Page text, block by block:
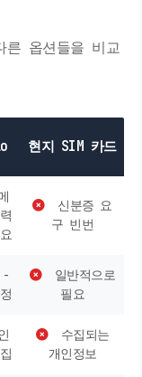
옵션들을 비교
현지 SIM 카드
신분증 요
구 빈번
-
일반적으로
필요
수집되는
개인정보